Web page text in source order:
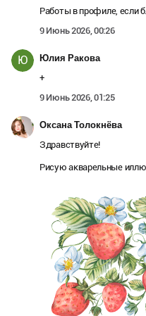
Работы в профиле, если
9 Июнь 2026, 00:26
Ю Юлия Ракова
+
9 Июнь 2026, 01:25
Оксана Толокнёва
Здравствуйте!
Рисую акварельные